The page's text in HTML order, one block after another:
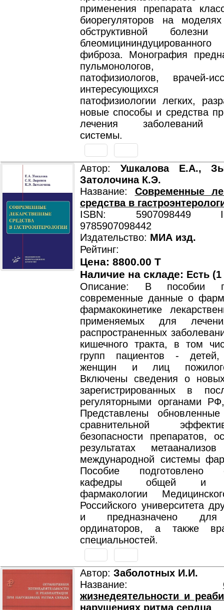
применения препарата
биорегуляторов на
обструктивной
фиброза. Монография
пульмонологов,
патофизиологов, врачей-
интересующихся
патофизиологии легких,
новые способы и средства
лечения заболеваний
системы.
Автор: Ушкалова E.А.,
Затолочина К.Э.
Название: Современные
средства в
ISBN: 5907098449
9785907098442
Издательство: МИА изд.
Рейтинг:
Цена: 8800.00 T
Наличие на складе: Есть
Описание: В пособии
современные данные о
фармакокинетике
применяемых для
распространенных
кишечного тракта, в том
групп пациентов - детей,
женщин и лиц
Включены сведения о
зарегистрированных в
регуляторными органами
Представлены
сравнительной
безопасности препаратов,
результатах
международной системы
Пособие подготовлено
кафедры общей и
фармакологии
Российского университета
и предназначено для
ординаторов, а также
специальностей.
Автор: Заболотных И.И.
Название:
жизнедеятельности и
нарушениях ритма сердца